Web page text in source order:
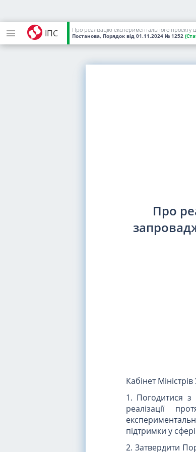
ІПС Про реалізацію експериментального проекту
Постанова, Порядок від 01.11.2024 № 1252
Про
Кабінет
1. Погодитися з
реалізації
підтримки у
2. Затвердити